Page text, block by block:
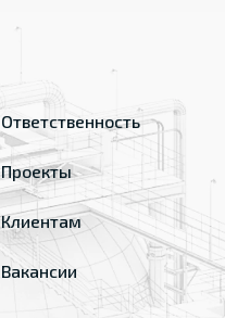
Ответственность
Проекты
Клиентам
Вакансии